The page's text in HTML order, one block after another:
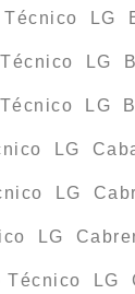
Técnico LG
LG
LG
LG
LG
LG
Técnico LG